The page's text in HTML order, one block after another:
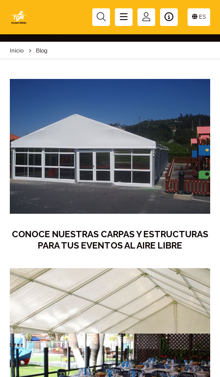
ES
BLOG
Inicio Blog
CONOCE NUESTRAS CARPAS Y ESTRUCTURAS
PARA TUS EVENTOS AL AIRE LIBRE